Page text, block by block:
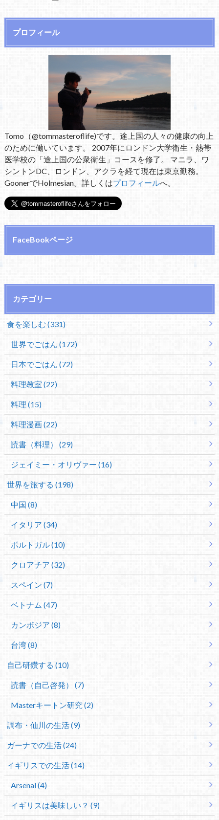
プロフィール
Tomo（@tommasteroflife)です。途上国の人々の健康の向上
のために働いています。 2007年にロンドン大学衛生・熱帯
医学校の「途上国の公衆衛生」コースを修了。 マニラ、ワ
シントンDC、ロンドン、アクラを経て現在は東京勤務。
GoonerでHolmesian。詳しくはプロフィールへ。
FaceBookページ
カテゴリー
食を楽しむ (331)
世界でごはん (172)
日本でごはん (72)
料理教室 (22)
料理 (15)
料理漫画 (22)
読書（料理） (29)
ジェイミー・オリヴァー (16)
世界を旅する (198)
中国 (8)
イタリア (34)
ポルトガル (10)
クロアチア (32)
スペイン (7)
ベトナム (47)
カンボジア (8)
台湾 (8)
自己研鑽する (10)
読書（自己啓発） (7)
Masterキートン研究 (2)
調布・仙川の生活 (9)
ガーナでの生活 (24)
イギリスでの生活 (14)
Arsenal (4)
イギリスは美味しい？ (9)